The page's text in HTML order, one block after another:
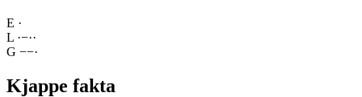
E ·
L ·−··
G −−·
Kjappe fakta